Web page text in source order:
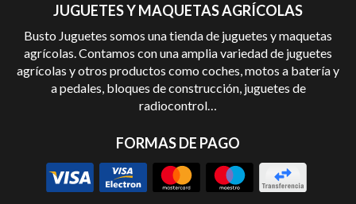
JUGUETES Y MAQUETAS AGRÍCOLAS
Busto Juguetes somos una tienda de juguetes y maquetas
agrícolas. Contamos con una amplia variedad de juguetes
agrícolas y otros productos como coches, motos a batería y
a pedales, bloques de construcción, juguetes de
radiocontrol…
FORMAS DE PAGO